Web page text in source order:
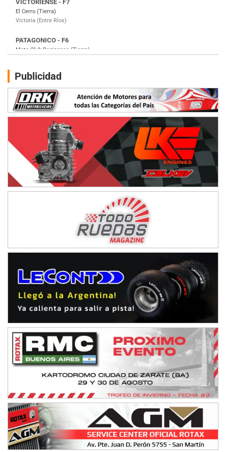
Moto Club Reginense (Tierra)
Gral. E. Godoy (Río Negro)
Juventud Unida (Tierra)
Humboldt (Santa Fe)
Ciudad de Avellaneda (Asfalto)
Avellaneda (Santa Fe)
SUR SANTAFESINO - F4
José Samuel Sánchez (Tierra)
Rufino (Santa Fe)
TUCUMANO - F5
Juan Navarro (Asfalto)
El Timbó (Tucumán)
COBERTURA ESPECIAL DE E-KART.COM.AR
08/09-AGO
IAME SERIES ARGENTINA 6
KDO - F6
Trenque Lauquen (Buenos Aires)
Parque de la Velocidad (Asfalto)
Villaguay (Entre Ríos)
VICTORIENSE - F7
El Cerro (Tierra)
Victoria (Entre Ríos)
PATAGONICO - F6
Moto Club Reginense (Tierra)
Gral. E. Godoy (Río Negro)
CSK - F7
Juventud Unida (Tierra)
Humboldt (Santa Fe)
NORESTE SANTAFESINO - F6
Publicidad